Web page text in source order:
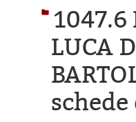
1047.6
LUCA